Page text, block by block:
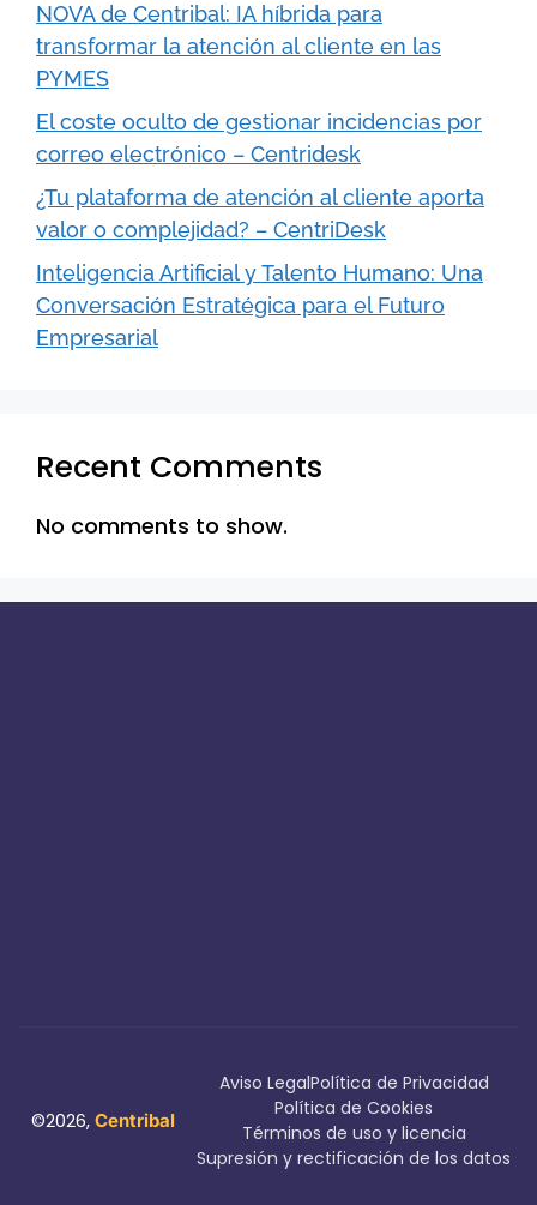
NOVA de Centribal: IA híbrida para
transformar la atención al cliente en las
PYMES
El coste oculto de gestionar incidencias por
correo electrónico – Centridesk
¿Tu plataforma de atención al cliente aporta
valor o complejidad? – CentriDesk
Inteligencia Artificial y Talento Humano: Una
Conversación Estratégica para el Futuro
Empresarial
Recent Comments
No comments to show.
©2026,Centribal
Aviso LegalPolítica de Privacidad
Política de Cookies
Términos de uso y licencia
Supresión y rectificación de los datos